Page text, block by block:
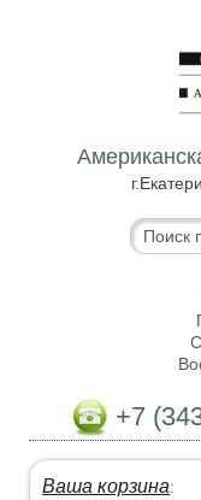
+7
Ваша корзина: